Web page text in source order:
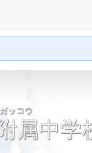
ッコウ
属中学